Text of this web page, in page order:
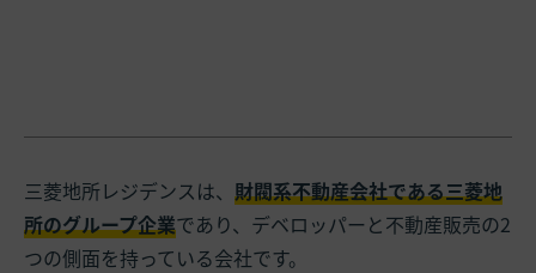
三菱地所レジデンスは、 財閥系不動産会社である三菱地
所のグループ企業であり、デベロッパーと不動産販売の2
つの側面を持っている会社です。